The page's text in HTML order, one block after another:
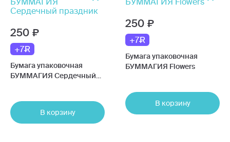
250
+7
Бумага упаковочная
БУММАГИЯ Сердечный
В корзину
250
+7
Бумага упаковочная
БУММАГИЯ Flowers
В корзину